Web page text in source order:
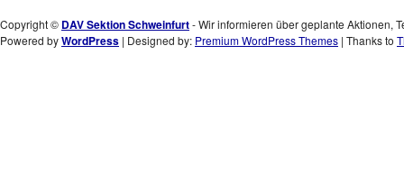
Copyright © DAV Sektion Schweinfurt- Wir informieren über geplante Aktionen,
Powered byWordPress | Designed by: Premium WordPress Themes | Thanks to